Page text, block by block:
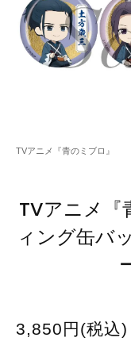
TVアニメ『青のミブロ』
TVアニメ
ィング缶
3,850円(税込)